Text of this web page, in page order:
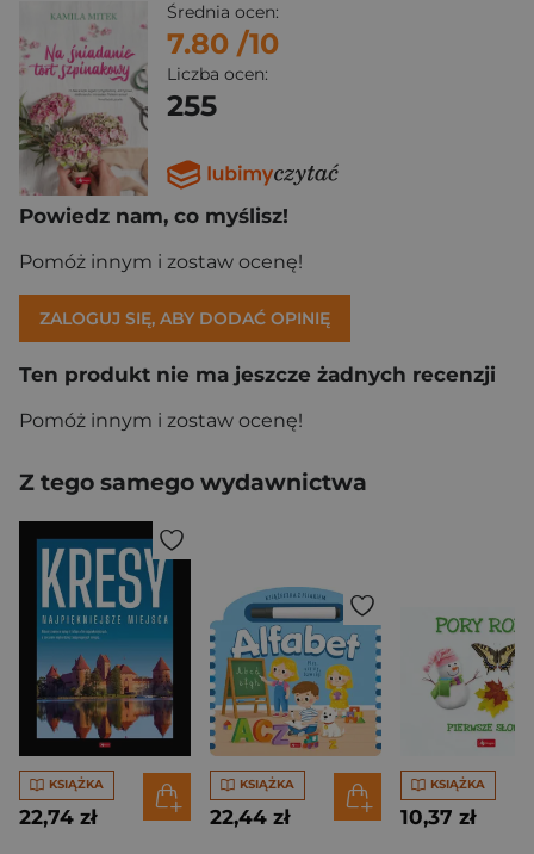
Średnia ocen:
7.80 /10
Liczba ocen:
255
Powiedz nam, co myślisz!
Pomóż innym i zostaw ocenę!
ZALOGUJ SIĘ, ABY DODAĆ OPINIĘ
Ten produkt nie ma jeszcze żadnych recenzji
Pomóż innym i zostaw ocenę!
Z tego samego wydawnictwa
KSIĄŻKA
22,74 zł
KSIĄŻKA
22,44 zł
KSIĄŻKA
10,37 zł